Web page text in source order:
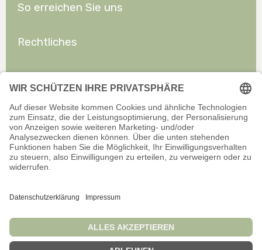
So erreichen Sie uns
Rechtliches
Offizieller Onlineshop für Privatkunden. Alle Preise inkl. gesetzl.
Wir sind stets bemüht, aktuelle und vollständige Informationen auf